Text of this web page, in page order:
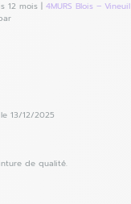
12 mois | 4MURS Blois – Vineuil
13/12/2025
de qualité.